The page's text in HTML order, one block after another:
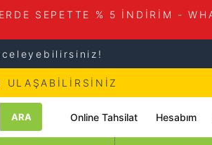
SEPETTE % 5 İNDİRİM -
ULAŞABİLİRSİNİZ
ARA Online Tahsilat Hesabım